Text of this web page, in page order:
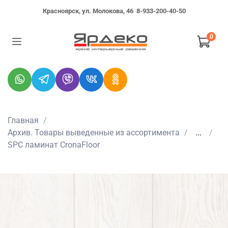
Красноярск, ул. Молокова, 46 8-933-200-40-50
0
Главная
Архив. Товары выведенные из ассортимента
...
SPC ламинат CronaFloor